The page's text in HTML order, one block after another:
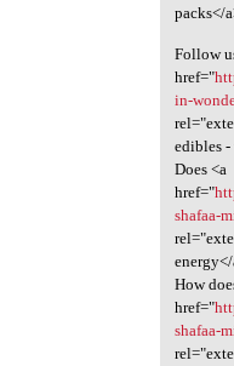
packs</
Follow
href="
in-
edibles
Does <a
href="
shafaa-
How
href="
shafaa-